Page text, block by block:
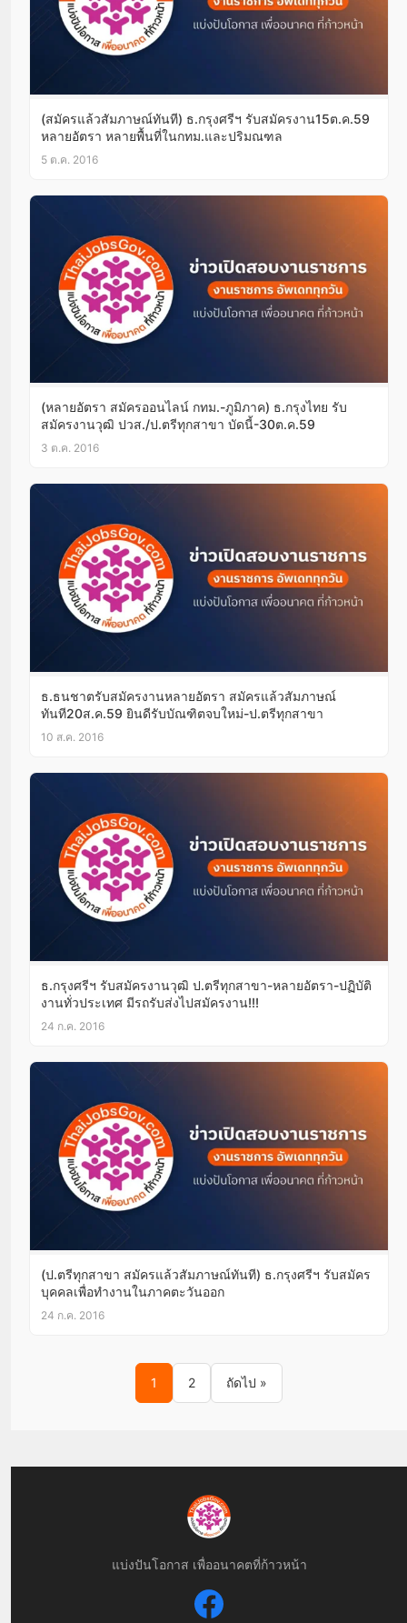
(สมัครแล้วสัมภาษณ์ทันที) ธ.กรุงศรีฯ รับสมัครงาน15ต.ค.59
หลายอัตรา หลายพื้นที่ในกทม.และปริมณฑล
5 ต.ค. 2016
(หลายอัตรา สมัครออนไลน์ กทม.-ภูมิภาค) ธ.กรุงไทย รับ
สมัครงานวุฒิ ปวส./ป.ตรีทุกสาขา บัดนี้-30ต.ค.59
3 ต.ค. 2016
ธ.ธนชาตรับสมัครงานหลายอัตรา สมัครแล้วสัมภาษณ์
ทันที20ส.ค.59 ยินดีรับบัณฑิตจบใหม่-ป.ตรีทุกสาขา
10 ส.ค. 2016
ธ.กรุงศรีฯ รับสมัครงานวุฒิ ป.ตรีทุกสาขา-หลายอัตรา-ปฏิบัติ
งานทั่วประเทศ มีรถรับส่งไปสมัครงาน!!!
24 ก.ค. 2016
(ป.ตรีทุกสาขา สมัครแล้วสัมภาษณ์ทันที) ธ.กรุงศรีฯ รับสมัคร
บุคคลเพื่อทำงานในภาคตะวันออก
24 ก.ค. 2016
Posts pagination
1 2 ถัดไป »
แบ่งปันโอกาส เพื่ออนาคตที่ก้าวหน้า